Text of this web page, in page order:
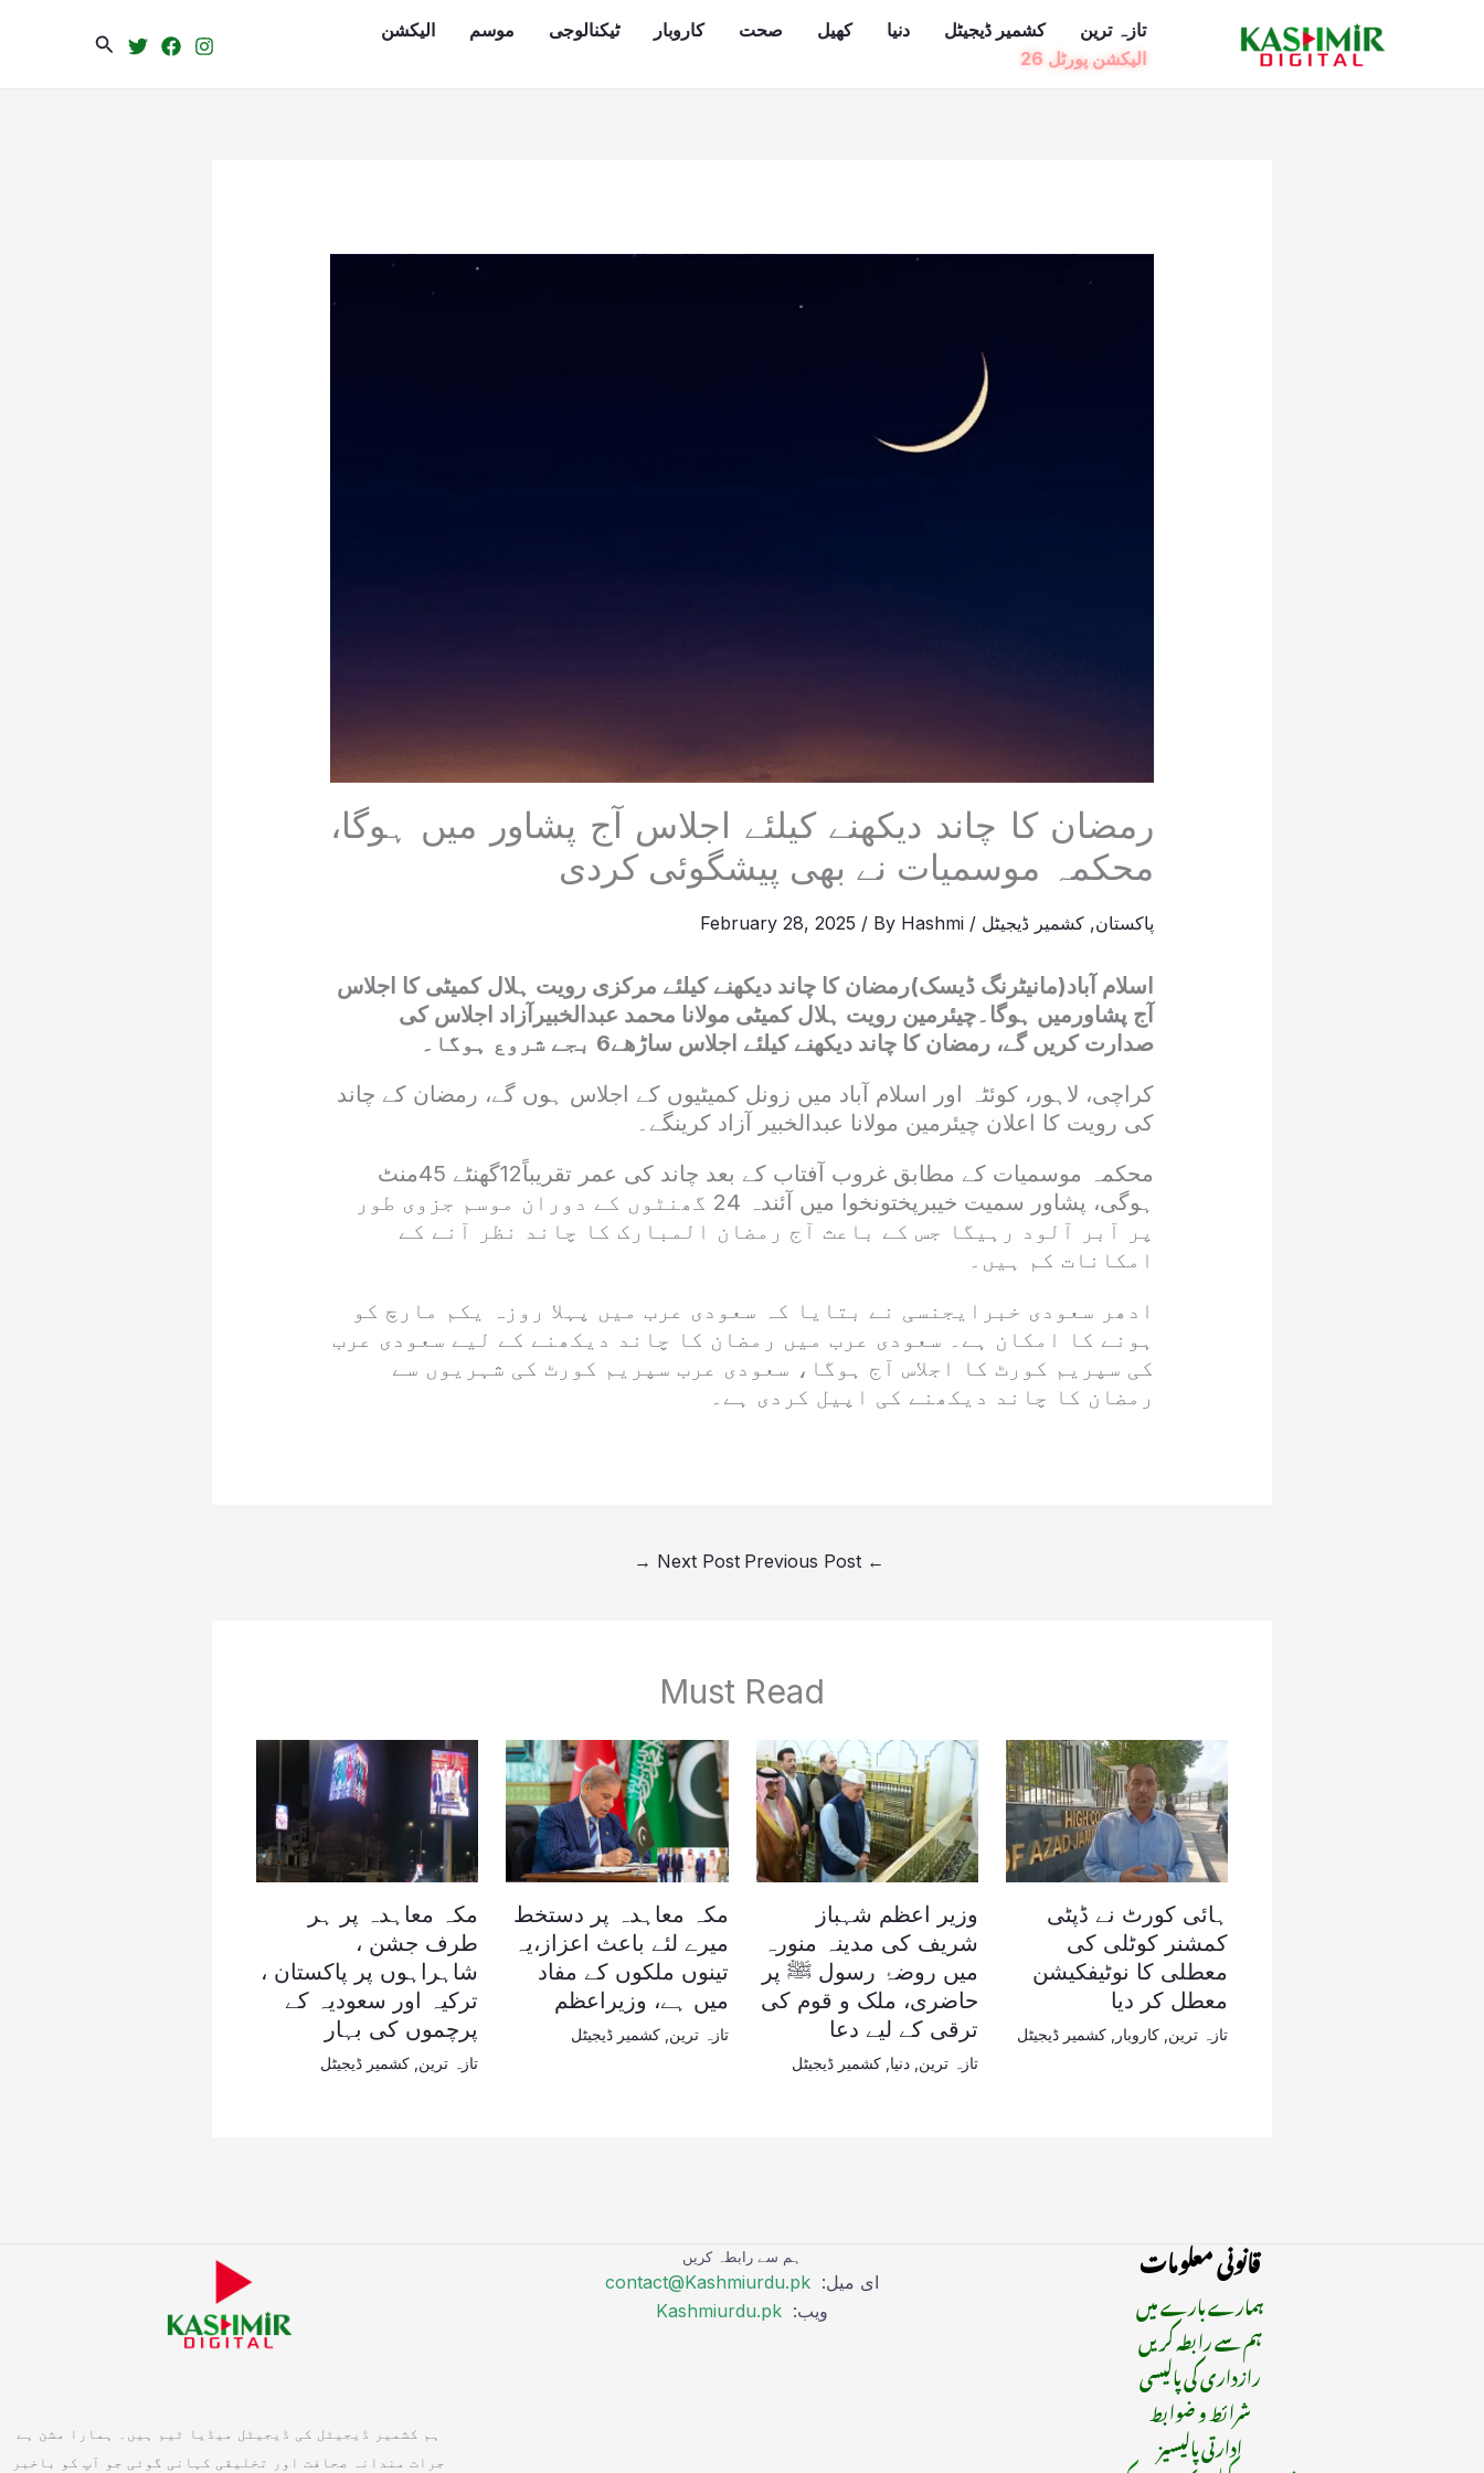
تازہ ترین کشمیر ڈیجیٹل دنیا کھیل صحت کاروبار ٹیکنالوجی موسم
الیکشن
الیکشن پورٹل 26
Search
رمضان کا چاند دیکھنے کیلئے اجلاس آج پشاور میں ہوگا،
محکمہ موسمیات نے بھی پیشگوئی کردی
پاکستان, کشمیر ڈیجیٹل /
February 28, 2025 / By Hashmi
اسلام آباد(مانیٹرنگ ڈیسک)رمضان کا چاند دیکھنے کیلئے مرکزی رویت ہلال کمیٹی کا اجلاس
آج پشاورمیں ہوگا۔چیئرمین رویت ہلال کمیٹی مولانا محمد عبدالخبیرآزاد اجلاس کی
صدارت کریں گے، رمضان کا چاند دیکھنے کیلئے اجلاس ساڑھے6 بجے شروع ہوگا۔
کراچی، لاہور، کوئٹہ اور اسلام آباد میں زونل کمیٹیوں کے اجلاس ہوں گے، رمضان کے چاند
کی رویت کا اعلان چیئرمین مولانا عبدالخبیر آزاد کرینگے۔
محکمہ موسمیات کے مطابق غروب آفتاب کے بعد چاند کی عمر تقریباً12گھنٹے 45منٹ
ہوگی، پشاور سمیت خیبرپختونخوا میں آئندہ 24 گھنٹوں کے دوران موسم جزوی طور
پر آبر آلود رہیگا جس کے باعث آج رمضان المبارک کا چاند نظر آنے کے
امکانات کم ہیں۔
ادھر سعودی خبرایجنسی نے بتایا کہ سعودی عرب میں پہلا روزہ یکم مارچ کو
ہونے کا امکان ہے۔ سعودی عرب میں رمضان کا چاند دیکھنے کے لیے سعودی عرب
کی سپریم کورٹ کا اجلاس آج ہوگا، سعودی عرب سپریم کورٹ کی شہریوں سے
رمضان کا چاند دیکھنے کی اپیل کردی ہے۔
←
Next Post
→
Must Read
ہائی کورٹ نے ڈپٹی
کمشنر کوٹلی کی
معطلی کا نوٹیفکیشن
معطل کر دیا
تازہ ترین کاروبار کشمیر ڈیجیٹل
وزیر اعظم شہباز
شریف کی مدینہ منورہ
میں روضۂ رسول ﷺ پر
حاضری، ملک و قوم کی
ترقی کے لیے دعا
تازہ ترین ,دنیا ,کشمیر ڈیجیٹل
مکہ معاہدہ پر دستخط
میرے لئے باعث اعزاز،یہ
تینوں ملکوں کے مفاد
میں ہے، وزیراعظم
تازہ ترین ,کشمیر ڈیجیٹل
مکہ معاہدہ پر ہر
طرف جشن ،
شاہراہوں پر پاکستان ،
ترکیہ اور سعودیہ کے
پرچموں کی بہار
تازہ ترین کشمیر ڈیجیٹل
قانونی معلومات
ہمارے بارے میں
ہم سے رابطہ کریں
رازداری کی پالیسی
شرائط و ضوابط
ادارتی پالیسیز
ہم سے رابطہ کریں
ای میل: contact@Kashmiurdu.pk
ویب: Kashmiurdu.pk
ہم کشمیر ڈیجیٹل کی ڈیجیٹل میڈیا ٹیم ہیں۔ ہمارا مشن ہے
جرات مندانہ صحافت اور تخلیقی کہانی گوئی جو آپ کو باخبر